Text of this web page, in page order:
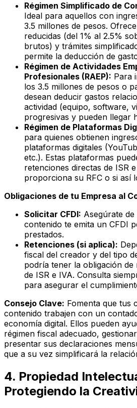
Régimen Simplificado de
Ideal para aquellos con
3.5 millones de pesos.
reducidas (del 1% al 2.5%
brutos) y trámites
permite la deducción de
Régimen de Actividades
Profesionales (RAEP): Para
los 3.5 millones de pesos o
desean deducir gastos
actividad (equipo, software,
progresivas y pueden llegar
Régimen de Plataformas
para quienes obtienen
plataformas digitales
etc.). Estas plataformas
retenciones directas de ISR
proporciona su RFC o si así
Obligaciones de tu Empresa al
Solicitar CFDI: Asegúrate
contenido te emita un CFDI
prestados.
Retenciones (si aplica):
fiscal del creador y del tipo
podría tener la obligación de
de ISR e IVA. Consulta
para asegurar el
Consejo Clave: Fomenta que tus
contenido trabajen con un
economía digital. Ellos pueden
régimen fiscal adecuado,
presentar sus declaraciones
que a su vez simplificará la
4. Propiedad
Protegiendo la